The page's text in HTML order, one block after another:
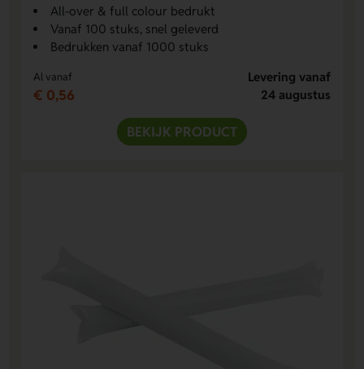
All-over & full colour bedrukt
Vanaf 100 stuks, snel geleverd
Bedrukken vanaf 1000 stuks
Al vanaf
€ 0,56
Levering vanaf
24 augustus
BEKIJK PRODUCT